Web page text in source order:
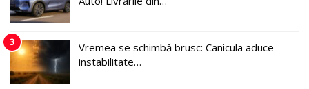
3
Vremea se schimbă brusc: Canicula aduce
instabilitate…